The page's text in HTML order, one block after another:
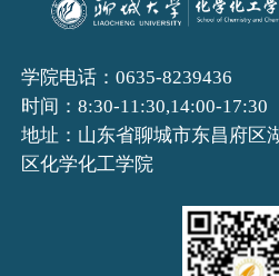
学院电话：0635-8239436
时间：8:30-11:30,14:00-17:30
地址：山东省聊城市东昌府区
区化学化工学院